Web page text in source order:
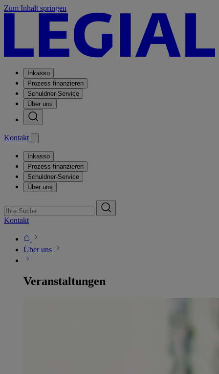
Zum Inhalt springen
Inkasso
Prozess finanzieren
Schuldner-Service
Über uns
Kontakt
Inkasso
Prozess finanzieren
Schuldner-Service
Über uns
Kontakt
Über uns
Veranstaltungen